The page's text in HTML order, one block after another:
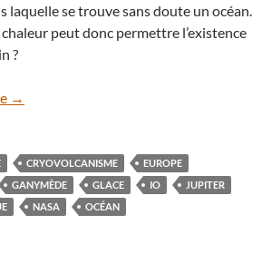
laquelle se trouve sans doute un océan.
peut donc permettre l’existence
?
Une image fascinante du satellite Europe
→
CRYOVOLCANISME
EUROPE
GANYMÈDE GLACE IO
JUPITER
NASA OCÉAN